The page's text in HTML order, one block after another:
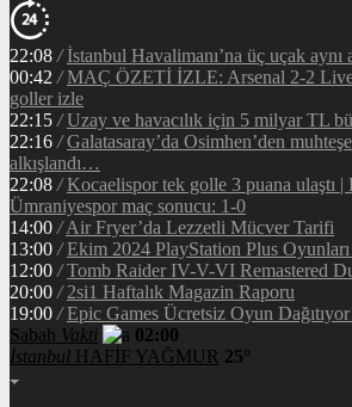
22:08 / İstanbul Havalimanı’na üç uçak aynı
00:42 / MAÇ ÖZETİ İZLE: Arsenal 2-2
goller izle
22:15 / Uzay ve havacılık için 5 milyar TL
22:16 / Galatasaray’da Osimhen’den
alkışlandı…
22:08 / Kocaelispor tek golle 3 puana ulaştı
Ümraniyespor maç sonucu: 1-0
14:00 / Air Fryer’da Lezzetli Mücver Tarifi
13:00 / Ekim 2024 PlayStation Plus Oyunları
12:00 / Tomb Raider IV-V-VI Remastered
20:00 / 2si1 Haftalık Magazin Raporu
19:00 / Epic Games Ücretsiz Oyun
Sabah Vakti
02:00
İstanbul HAFİF YAĞMUR 25°